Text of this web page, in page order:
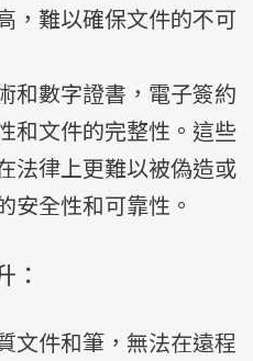
，難以確保文件的不可
和數字證書，電子簽約
和文件的完整性。這些
法律上更難以被偽造或
安全性和可靠性。
：
文件和筆，無法在遠程